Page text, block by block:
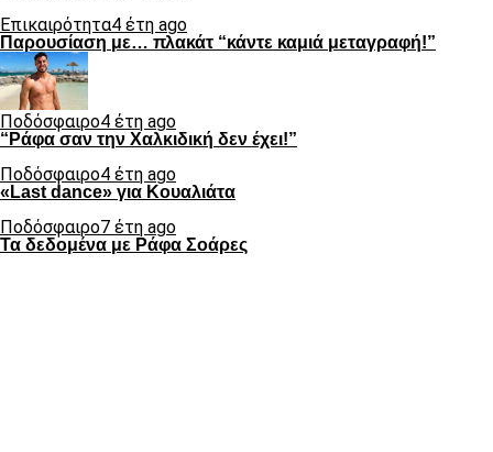
Επικαιρότητα4 έτη ago
Παρουσίαση με… πλακάτ “κάντε καμιά μεταγραφή!”
Ποδόσφαιρο4 έτη ago
“Ράφα σαν την Χαλκιδική δεν έχει!”
Ποδόσφαιρο4 έτη ago
«Last dance» για Κουαλιάτα
Ποδόσφαιρο7 έτη ago
Τα δεδομένα με Ράφα Σοάρες